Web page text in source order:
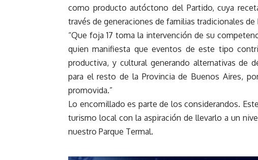
como producto autóctono del Partido, cuya
través de generaciones de familias tradicionales de
“Que foja 17 toma la intervención de su
quien manifiesta que eventos de este tipo
productiva, y cultural generando alternativas de
para el resto de la Provincia de Buenos Aires,
promovida.”
Lo encomillado es parte de los considerandos.
turismo local con la aspiración de llevarlo a un
nuestro Parque Termal.